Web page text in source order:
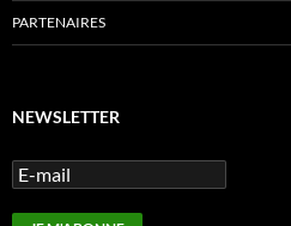
PARTENAIRES
NEWSLETTER